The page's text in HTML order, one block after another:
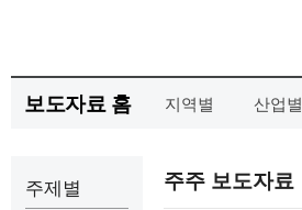
보도자료 홈 지역별 산업별
주제별 주주 보도자료